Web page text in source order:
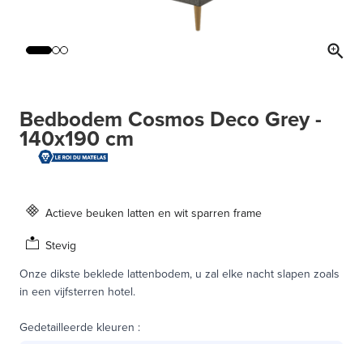
Bedbodem Cosmos Deco Grey -
140x190 cm
Actieve beuken latten en wit sparren frame
Stevig
Onze dikste beklede lattenbodem, u zal elke nacht slapen zoals
in een vijfsterren hotel.
Gedetailleerde kleuren :